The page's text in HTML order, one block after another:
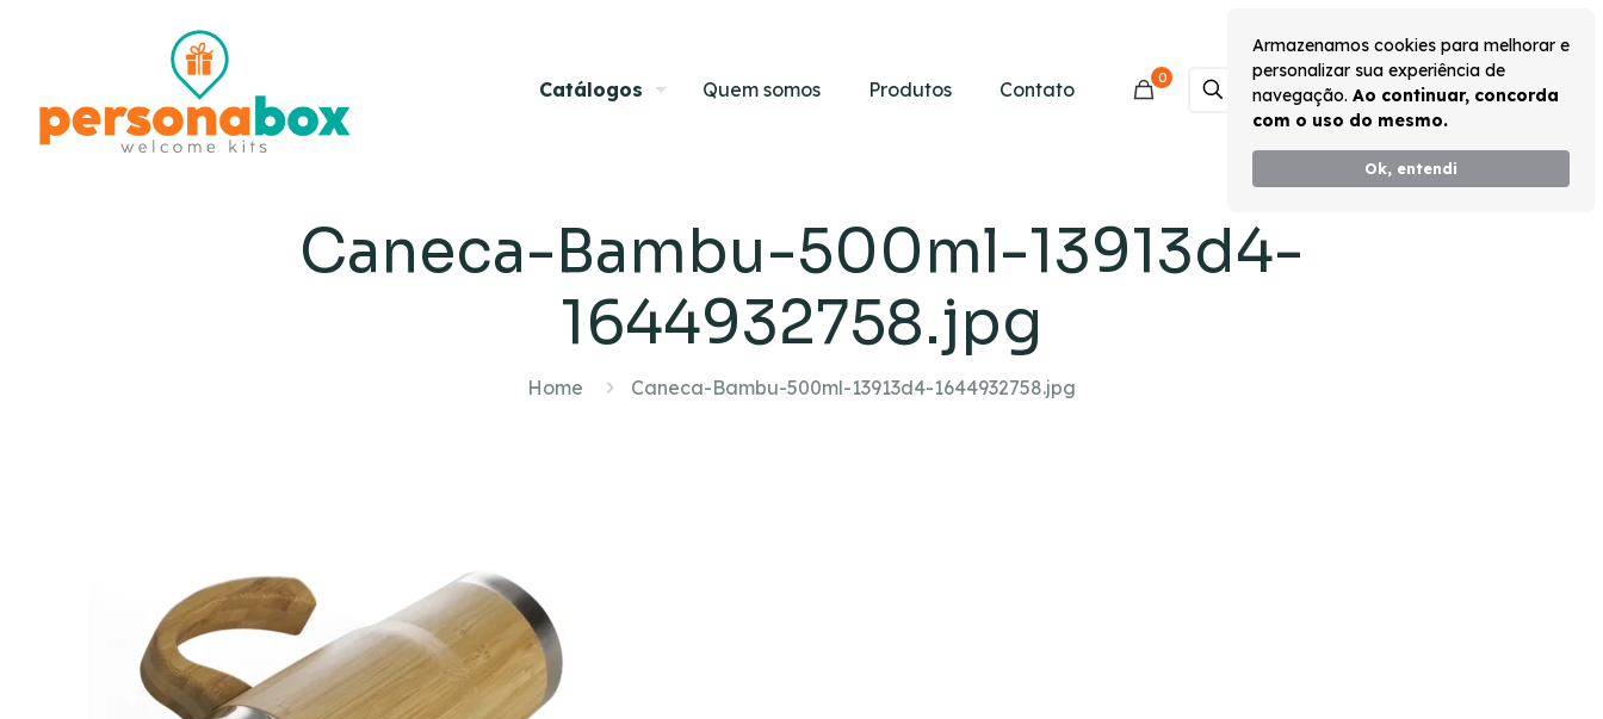
Armazenamos cookies para melhorar e
personalizar sua experiência de
navegação. Ao continuar, concorda
com o uso do mesmo.
Ok, entendi
Catálogos Quem somos Produtos Contato 0 Monte seu Kit
Caneca-Bambu-500ml-13913d4-
1644932758.jpg
Home Caneca-Bambu-500ml-13913d4-1644932758.jpg